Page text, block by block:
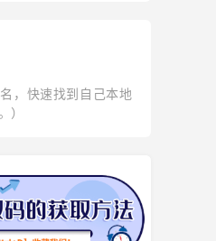
，快速找到自己本地
）